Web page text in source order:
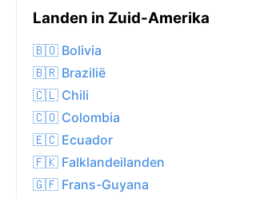
Landen in Zuid-Amerika
🇧🇴 Bolivia
🇧🇷 Brazilië
🇨🇱 Chili
🇨🇴 Colombia
🇪🇨 Ecuador
🇫🇰 Falklandeilanden
🇬🇫 Frans-Guyana